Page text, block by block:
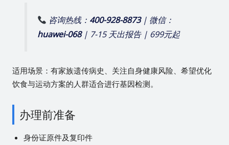
咨询热线： 400-928-8873| 微信：
huawei-068| 7-15 天出报告 | 699元起
适用场景：有家族遗传病史、关注自身健康风险、希望优化
饮食与运动方案的人群适合进行基因检测。
办理前准备
身份证原件及复印件